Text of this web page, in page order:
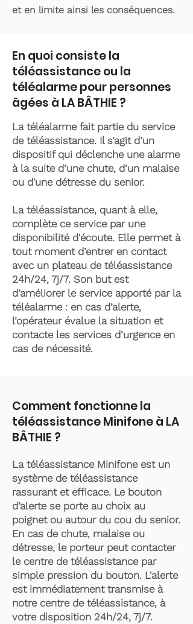
et en limite ainsi les conséquences.
En quoi consiste la
téléassistance ou la
téléalarme pour personnes
âgées à LA BÂTHIE ?
La téléalarme fait partie du service
de téléassistance. Il s’agit d’un
dispositif qui déclenche une alarme
à la suite d’une chute, d’un malaise
ou d'une détresse du senior.
La téléassistance, quant à elle,
complète ce service par une
disponibilité d'écoute. Elle permet à
tout moment d’entrer en contact
avec un plateau de téléassistance
24h/24, 7j/7. Son but est
d’améliorer le service apporté par la
téléalarme : en cas d’alerte,
l’opérateur évalue la situation et
contacte les services d’urgence en
cas de nécessité.
Comment fonctionne la
téléassistance Minifone à LA
BÂTHIE ?
La téléassistance Minifone est un
système de téléassistance
rassurant et efficace. Le bouton
d’alerte se porte au choix au
poignet ou autour du cou du senior.
En cas de chute, malaise ou
détresse, le porteur peut contacter
le centre de téléassistance par
simple pression du bouton. L'alerte
est immédiatement transmise à
notre centre de téléassistance, à
votre disposition 24h/24, 7j/7.